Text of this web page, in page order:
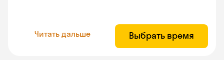
Читать дальше Выбрать время